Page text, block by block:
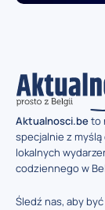
Aktualnosci.beto
specjalnie z
lokalnych
codziennego w
Śledź nas, aby